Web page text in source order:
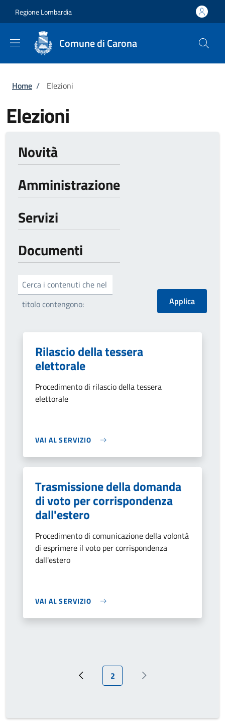
Regione Lombardia
Comune di Carona
Briciole di pane
Home / Elezioni
Elezioni
Novità
Amministrazione
Servizi
Documenti
Cerca i contenuti che nel
titolo contengono:
Rilascio della tessera
elettorale
Procedimento di rilascio della tessera
elettorale
VAI AL SERVIZIO
Trasmissione della domanda
di voto per corrispondenza
dall'estero
Procedimento di comunicazione della volontà
di esprimere il voto per corrispondenza
dall'estero
VAI AL SERVIZIO
Pagina precedente
Pagina attuale
2 Pagina successiva